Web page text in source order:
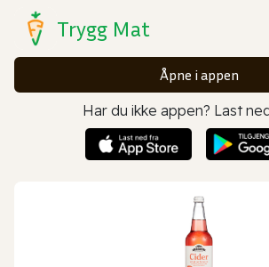
Trygg Mat
Åpne i appen
Har du ikke appen? Last